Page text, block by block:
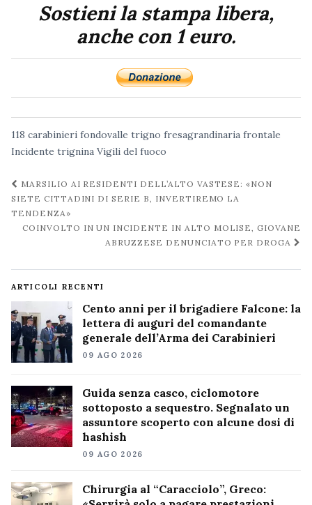
Sostieni la stampa libera,
anche con 1 euro.
118 carabinieri fondovalle trigno fresagrandinaria frontale
Incidente trignina Vigili del fuoco
Navigazione
post
MARSILIO AI RESIDENTI DELL’ALTO VASTESE: «NON
SIETE CITTADINI DI SERIE B, INVERTIREMO LA
TENDENZA»
COINVOLTO IN UN INCIDENTE IN ALTO MOLISE, GIOVANE
ABRUZZESE DENUNCIATO PER DROGA
ARTICOLI RECENTI
Cento anni per il brigadiere Falcone: la
lettera di auguri del comandante
generale dell’Arma dei Carabinieri
09 AGO 2026
Guida senza casco, ciclomotore
sottoposto a sequestro. Segnalato un
assuntore scoperto con alcune dosi di
hashish
09 AGO 2026
Chirurgia al “Caracciolo”, Greco: